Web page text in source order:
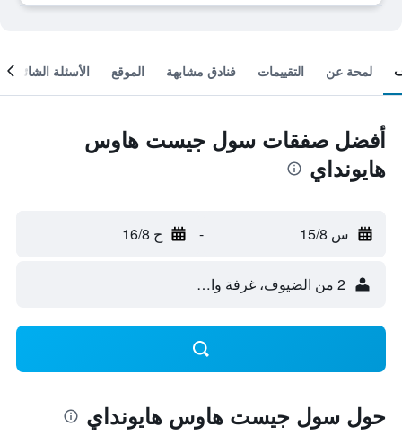
لمحة عن التقييمات فنادق مشابهة الموقع الأسئلة الشائعة
أفضل صفقات سول جيست هاوس
هايونداي
س 15/8 - ح 16/8
2 من الضيوف، غرفة واحدة
حول سول جيست هاوس هايونداي